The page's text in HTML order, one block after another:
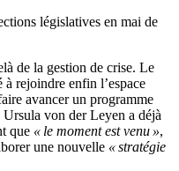
législatives en mai de
de la gestion de crise. Le
rejoindre enfin l’espace
avancer un programme
von der Leyen a déjà
que « le moment est venu »,
une nouvelle « stratégie